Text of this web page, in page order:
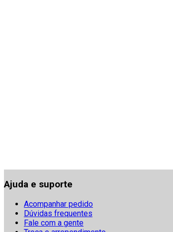
Ajuda e suporte
Acompanhar pedido
Dúvidas frequentes
Fale com a gente